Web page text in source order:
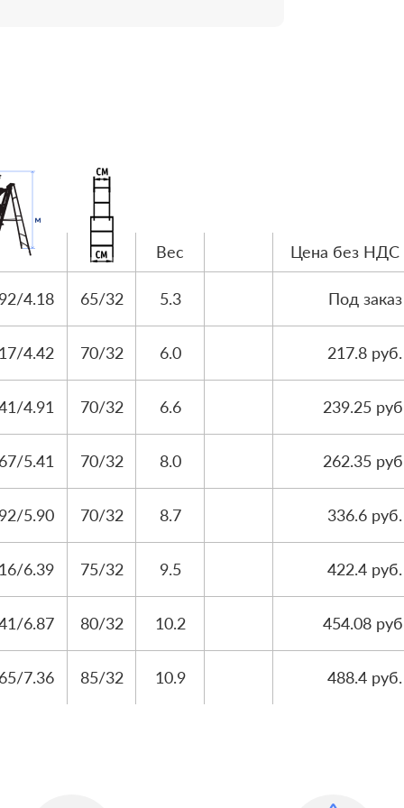
Вес Цена без НДС
4.18 65/32 5.3 Под заказ
4.42 70/32 6.0 217.8 руб.
4.91 70/32 6.6 239.25
5.41 70/32 8.0 262.35
5.90 70/32 8.7 336.6 руб.
6.39 75/32 9.5 422.4 руб.
6.87 80/32 10.2 454.08
7.36 85/32 10.9 488.4 руб.